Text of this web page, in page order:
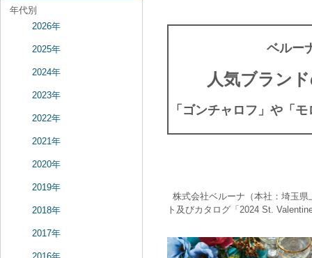
ベルー
人気ブラン
「ゴンチャロフ」や「
株式会社ベルーナ（本社：埼玉
ト及びカタログ「2024 St.
年代別
2026年
2025年
2024年
2023年
2022年
2021年
2020年
2019年
2018年
2017年